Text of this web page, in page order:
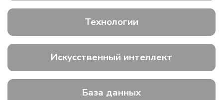
Технологии
Искусственный интеллект
База данных